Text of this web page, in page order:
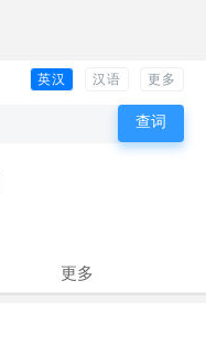
英汉 汉语 更多
更多